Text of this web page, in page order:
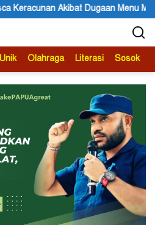
Bupati Kabupaten
Olahraga Literasi Sosok